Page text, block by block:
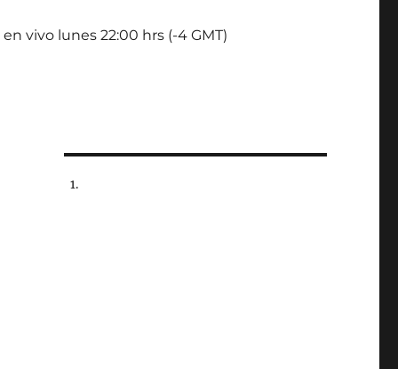
en vivo lunes 22:00 hrs (-4 GMT)